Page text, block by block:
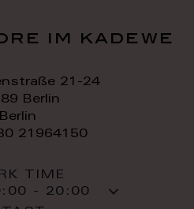
im kadewe
21-24
Berlin
Berlin
21964150
TIME
- 20:00